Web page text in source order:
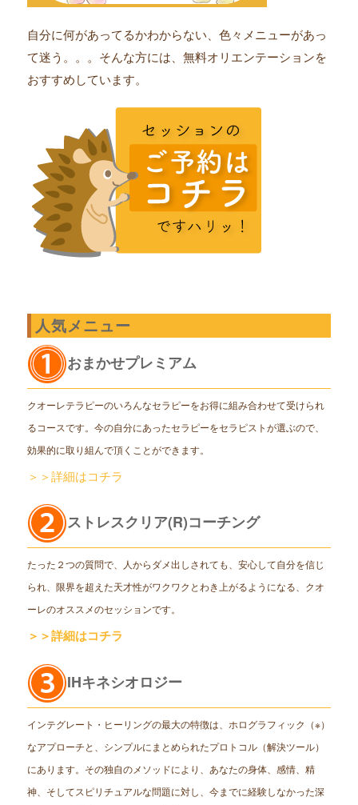
自分に何があってるかわからない、色々メニューがあっ
て迷う。。。そんな方には、無料オリエンテーションを
おすすめしています。
人気メニュー
おまかせプレミアム
クオーレテラピーのいろんなセラピーをお得に組み合わせて受けられ
るコースです。今の自分にあったセラピーをセラピストが選ぶので、
効果的に取り組んで頂くことができます。
＞＞詳細はコチラ
ストレスクリア(R)コーチング
たった２つの質問で、人からダメ出しされても、安心して自分を信じ
られ、限界を超えた天才性がワクワクとわき上がるようになる、クオ
ーレのオススメのセッションです。
＞＞詳細はコチラ
IHキネシオロジー
インテグレート・ヒーリングの最大の特徴は、ホログラフィック（※）
なアプローチと、シンプルにまとめられたプロトコル（解決ツール）
にあります。その独自のメソッドにより、あなたの身体、感情、精
神、そしてスピリチュアルな問題に対し、今までに経験しなかった深